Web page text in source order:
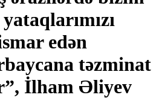
edən
təzminat
İlham Əliyev